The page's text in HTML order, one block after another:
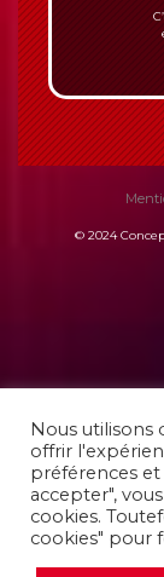
© 2024
Nous utilisons
offrir
préférences et
accepter",
cookies.
cookies" pour